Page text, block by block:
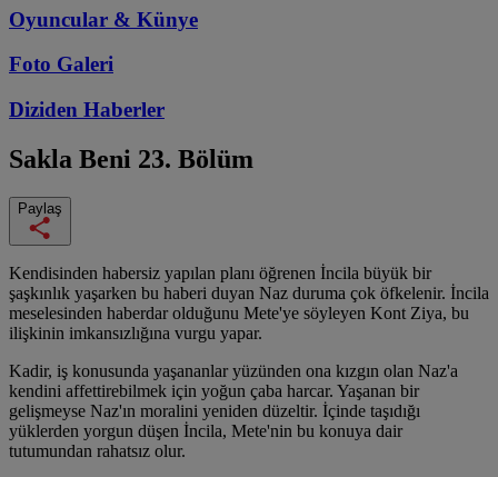
Oyuncular & Künye
Foto Galeri
Diziden Haberler
Sakla Beni 23. Bölüm
Paylaş
Kendisinden habersiz yapılan planı öğrenen İncila büyük bir
şaşkınlık yaşarken bu haberi duyan Naz duruma çok öfkelenir. İncila
meselesinden haberdar olduğunu Mete'ye söyleyen Kont Ziya, bu
ilişkinin imkansızlığına vurgu yapar.
Kadir, iş konusunda yaşananlar yüzünden ona kızgın olan Naz'a
kendini affettirebilmek için yoğun çaba harcar. Yaşanan bir
gelişmeyse Naz'ın moralini yeniden düzeltir. İçinde taşıdığı
yüklerden yorgun düşen İncila, Mete'nin bu konuya dair
tutumundan rahatsız olur.